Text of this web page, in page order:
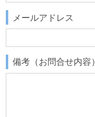
メールアドレス
備考（お問合せ内容）